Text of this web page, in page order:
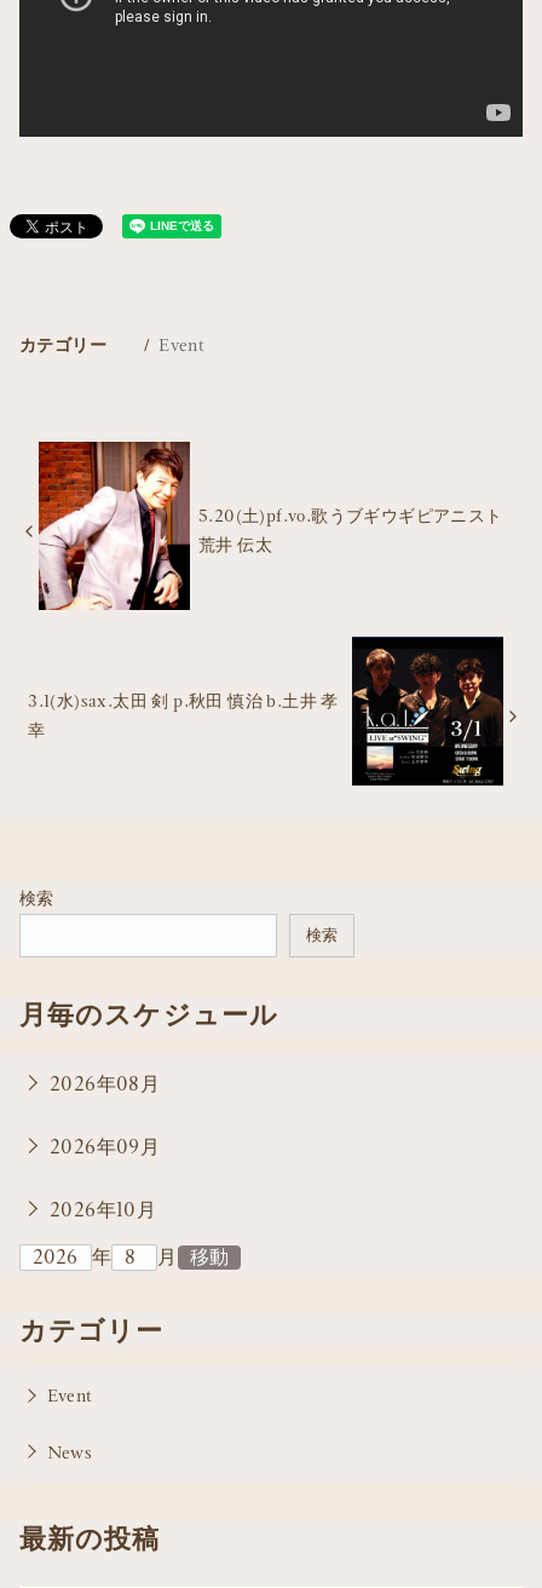
カテゴリー Event
5.20(土)pf.vo.歌うブギウギピアニスト
荒井 伝太
3.1(水)sax.太田 剣 p.秋田 慎治 b.土井 孝
幸
検索
検索
月毎のスケジュール
2026年08月
2026年09月
2026年10月
年
月
カテゴリー
Event
News
最新の投稿